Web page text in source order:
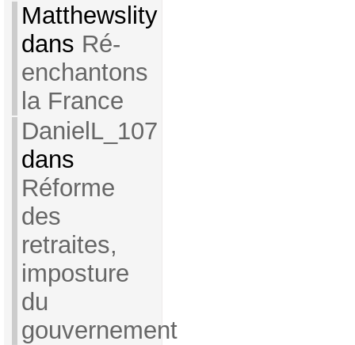
Matthewslity
dans Ré-
enchantons
la France
DanielL_107
dans
Réforme
des
retraites,
imposture
du
gouvernement